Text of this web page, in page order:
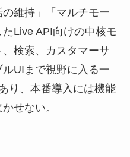
維持」「マルチモー
Live API向けの中核モ
検索、カスタマーサ
UIまで視野に入る一
り、本番導入には機能
せない。